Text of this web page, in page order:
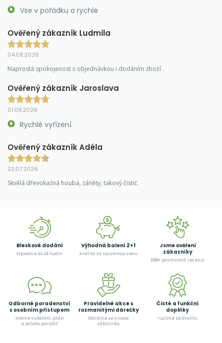
Vse v pořádku a rychlé
Ověřený zákazník Ludmila
04.08.2026
Naprostá spokojenost s objednávkou i dodáním zboží .
Ověřený zákazník Jaroslava
01.08.2026
Rychlé vyřízení
Ověřený zákazník Adéla
23.07.2026
Skvělá dřevokazná houba, záněty, takový čistič.
Bleskové dodání
Expedice do 24 hodin
Výhodná balení 2+1
Kvalita za rozumnou cenu
Jsme ověřeni
zákazníky
1000+ pozitivních recenzí
Odborné poradenství
s osobním přístupem
máme vzdělání, praxi
a ochotu poradit
Pravidelné akce s
rozmanitými dárečky
Staráme se o naše
zákazníky
Čisté a funkční
doplňky
ručíme za kvalitu